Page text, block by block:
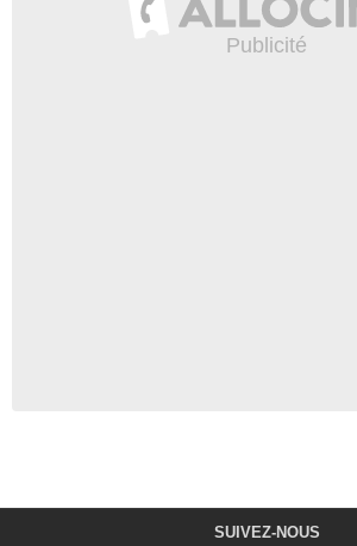
SUIVEZ-NOUS